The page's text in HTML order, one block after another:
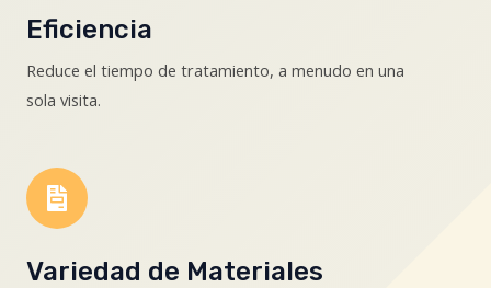
Eficiencia
Reduce el tiempo de tratamiento, a menudo en una
sola visita.
Variedad de Materiales